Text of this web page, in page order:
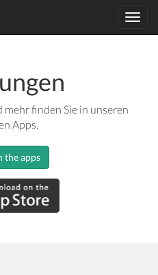
finden Sie in unseren
Apps.
the apps